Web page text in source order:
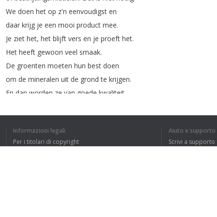
We doen het op z'n eenvoudigst en
daar krijg je een mooi product mee.
Je ziet het, het blijft vers en je proeft het.
Het heeft gewoon veel smaak.
De groenten moeten hun best doen
om de mineralen uit de grond te krijgen.
En dan worden ze van goede kwaliteit
Dat voel je.
Dan proef je het eigenlijk al in je mond.
Informazioni legali
Per i titolari di copyright
Aiuto e supporto
Scrivi a supporto